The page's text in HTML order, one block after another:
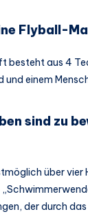
Flyball-
besteht aus 4
und einem
sind zu
über vier
der durch das